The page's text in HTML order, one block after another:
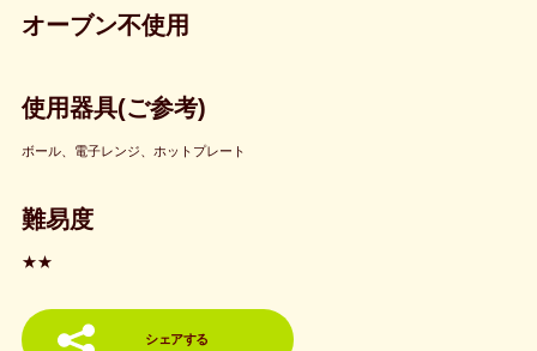
オーブン不使用
使用器具(ご参考)
ボール、電子レンジ、ホットプレート
難易度
★★
シェアする